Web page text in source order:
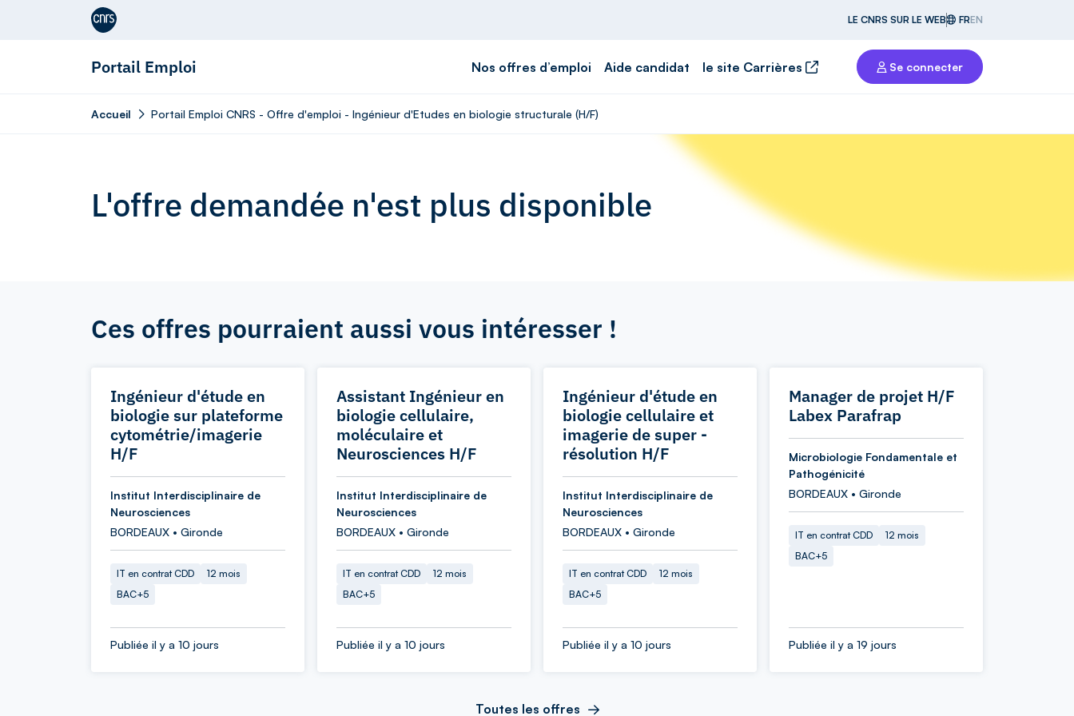
Aller au contenu
LE CNRS SUR LE WEB FREN
Portail Emploi Nos offres d’emploi Aide candidat le site Carrières Se connecter
Accueil Portail Emploi CNRS - Offre d'emploi - Ingénieur d'Etudes en biologie structurale (H/F)
L'offre demandée n'est plus disponible
Ces offres pourraient aussi vous intéresser !
Ingénieur d'étude en
biologie sur plateforme
cytométrie/imagerie
H/F
Institut Interdisciplinaire de
Neurosciences
BORDEAUX • Gironde
IT en contrat CDD
12 mois
BAC+5
Publiée il y a 10 jours
Assistant Ingénieur en
biologie cellulaire,
moléculaire et
Neurosciences H/F
Institut Interdisciplinaire de
Neurosciences
BORDEAUX • Gironde
IT en contrat CDD
12 mois
BAC+5
Publiée il y a 10 jours
Ingénieur d'étude en
biologie cellulaire et
imagerie de super -
résolution H/F
Institut Interdisciplinaire de
Neurosciences
BORDEAUX • Gironde
IT en contrat CDD
12 mois
BAC+5
Publiée il y a 10 jours
Manager de projet H/F
Labex Parafrap
Microbiologie Fondamentale et
Pathogénicité
BORDEAUX • Gironde
IT en contrat CDD
12 mois
BAC+5
Publiée il y a 19 jours
Toutes les offres